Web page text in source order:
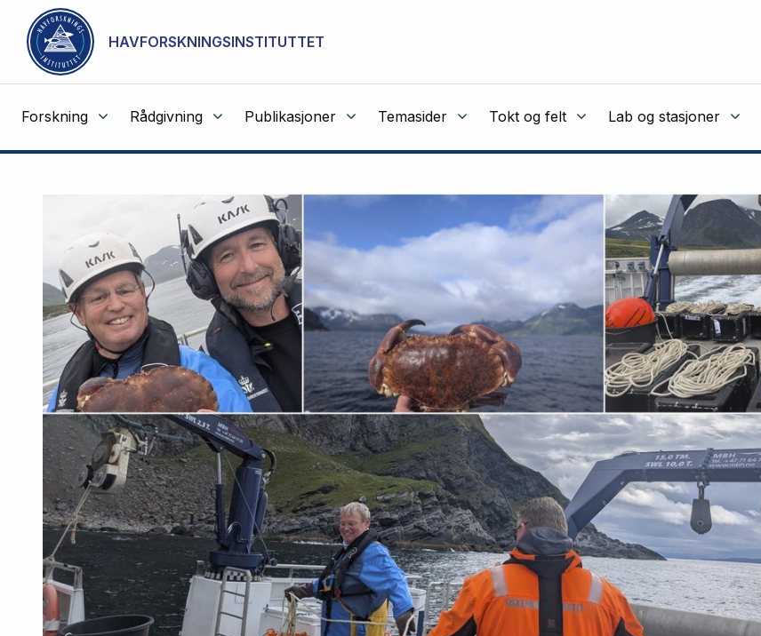
Gå til hovedinnhold
HAVFORSKNINGSINSTITUTTET
Forskning Rådgivning Publikasjoner Temasider Tokt og felt Lab og stasjoner
NOT CACHED
Havforskningsinstituttet
artikler